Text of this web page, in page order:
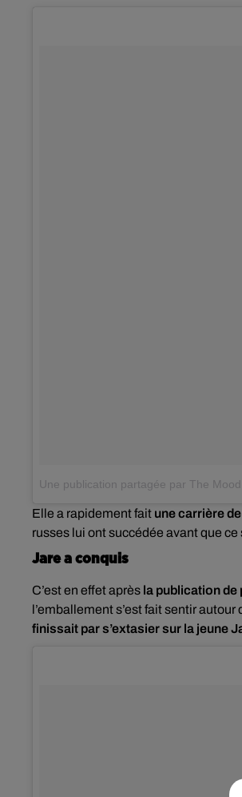
Une publication partagée par The
Elle a rapidement fait une carrière
russes lui ont succédée avant que
Jare a conquis
C’est en effet après la publication
l’emballement s’est fait sentir
finissait par s’extasier sur la jeune